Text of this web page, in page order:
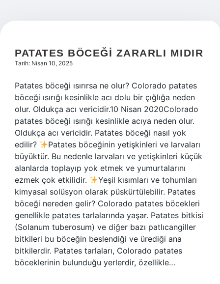
PATATES BÖCEĞI ZARARLI MIDIR
Tarih: Nisan 10, 2025
Patates böceği ısırırsa ne olur? Colorado patates
böceği ısırığı kesinlikle acı dolu bir çığlığa neden
olur. Oldukça acı vericidir.10 Nisan 2020Colorado
patates böceği ısırığı kesinlikle acıya neden olur.
Oldukça acı vericidir. Patates böceği nasıl yok
edilir?
Patates böceğinin yetişkinleri ve larvaları
büyüktür. Bu nedenle larvaları ve yetişkinleri küçük
alanlarda toplayıp yok etmek ve yumurtalarını
ezmek çok etkilidir.
Yeşil kısımları ve tohumları
kimyasal solüsyon olarak püskürtülebilir. Patates
böceği nereden gelir? Colorado patates böcekleri
genellikle patates tarlalarında yaşar. Patates bitkisi
(Solanum tuberosum) ve diğer bazı patlıcangiller
bitkileri bu böceğin beslendiği ve ürediği ana
bitkilerdir. Patates tarlaları, Colorado patates
böceklerinin bulunduğu yerlerdir, özellikle…